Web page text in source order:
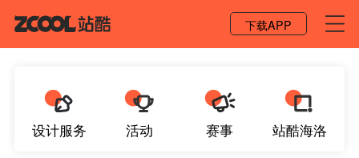
下载APP
设计服务 活动 赛事 站酷海洛